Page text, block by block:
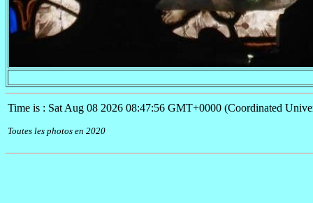
Time is : Sat Aug 08 2026 08:47:56 GMT+0000 (Coordinated
Toutes les photos en 2020